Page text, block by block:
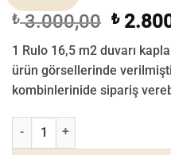
₺3.000,00 Orijinal
fiyat:
₺
₺
1 Rulo 16,5 m2 duvarı
ürün görsellerinde
kombinlerinide sipariş
Deco Stone Duvar Kağıdı 9006-